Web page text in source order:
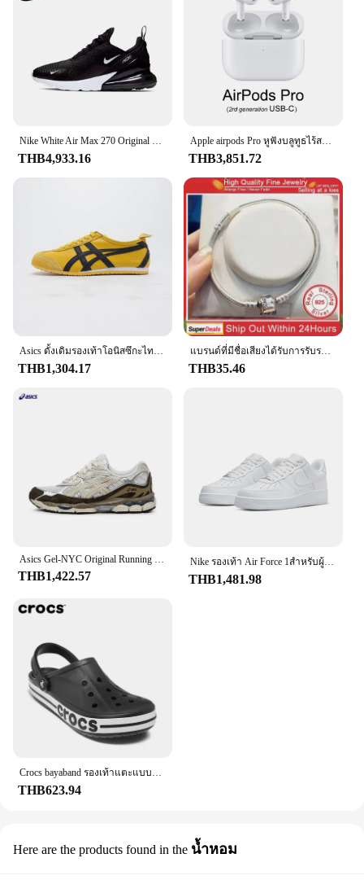
THB4,933.16
Apple airpods Pro หูฟังบลูทูธไร้สายของแท้รุ่น2ND พร้อมระบบลดเสียงรบกวนแบบแอกทีฟ Magsafe
THB3,851.72
Asics ดั้งเดิมรองเท้าโอนิสซึกะไทเกอร์เม็กซิกัน66, รองเท้าพื้นแบนระบายอากาศได้สำหรับผู้หญิงผู้ชายรองเท้าผ้าใบพร้อมเบาะเชือกรองเท้า
THB1,304.17
แบรนด์ที่มีชื่อเสียงได้รับการรับรองต้นฉบับ925เงินสเตอร์ลิงสร้อยข้อมือสำหรับผู้หญิง DIY เสน่ห์ลูกปัดเชื่อมโยงงูโซ่เครื่องประดับข้อมือคลาสสิก
THB35.46
Asics Gel-NYC Original Running Shoes Men and Women Breathable 2024 New Shoes
THB1,422.57
Nike รองเท้า Air Force 1สำหรับผู้หญิงและผู้ชาย, รองเท้ากีฬากลางแจ้ง Af1ลำลองคลาสสิก
THB1,481.98
Crocs bayaband รองเท้าแตะแบบสวมสำหรับผู้ชายและผู้หญิง, รองเท้าชายระบายอากาศผู้ชายแบบปิดนิ้วเท้าแบบดั้งเดิม
THB623.94
Here are the products found in the น้ำหอม